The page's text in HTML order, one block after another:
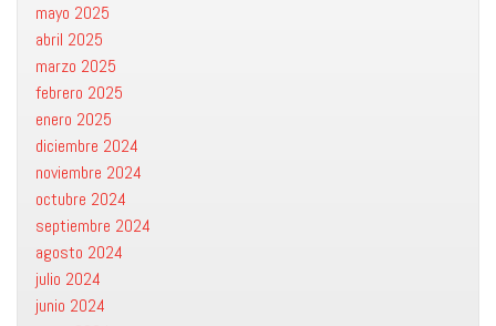
mayo 2025
abril 2025
marzo 2025
febrero 2025
enero 2025
diciembre 2024
noviembre 2024
octubre 2024
septiembre 2024
agosto 2024
julio 2024
junio 2024